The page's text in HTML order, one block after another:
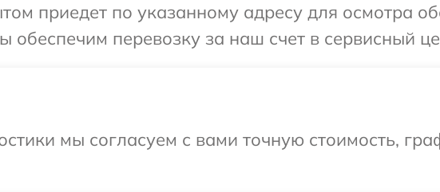
приедет по указанному адресу для осмотра
обеспечим перевозку за наш счет в сервисный
мы согласуем с вами точную стоимость,